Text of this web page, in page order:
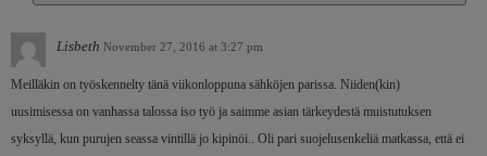
Lisbeth November 27, 2016 at 3:27 pm
Meilläkin on työskennelty tänä viikonloppuna sähköjen parissa. Niiden(kin)
uusimisessa on vanhassa talossa iso työ ja saimme asian tärkeydestä muistutuksen
syksyllä, kun purujen seassa vintillä jo kipinöi.. Oli pari suojelusenkeliä matkassa, että ei